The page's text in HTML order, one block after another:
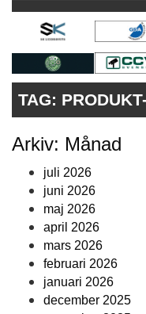
KONTAKT
VÅRA ANDRA
PRENUMERERA
ANNONSERA
TAG:
Arkiv: Månad
juli 2026
juni 2026
maj 2026
april 2026
mars 2026
februari 2026
januari 2026
december 2025